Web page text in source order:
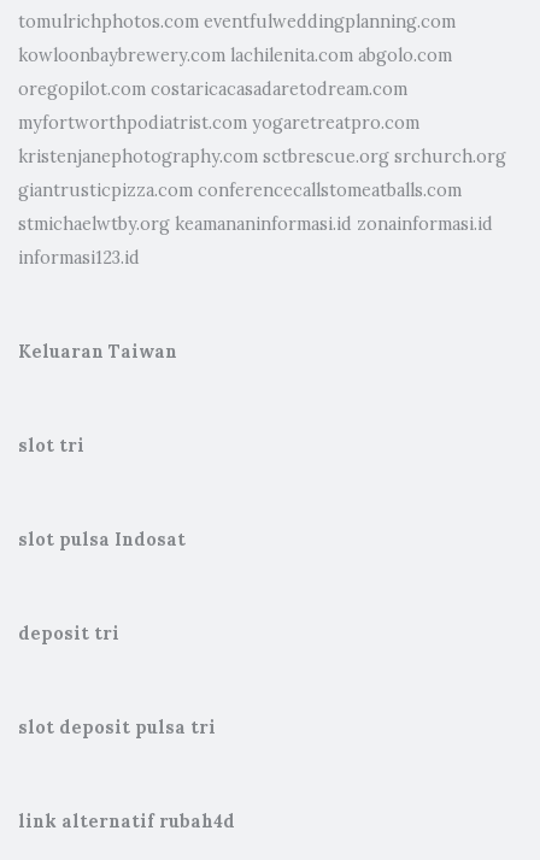
tomulrichphotos.com eventfulweddingplanning.com
kowloonbaybrewery.com lachilenita.com abgolo.com
oregopilot.com costaricacasadaretodream.com
myfortworthpodiatrist.com yogaretreatpro.com
kristenjanephotography.com sctbrescue.org srchurch.org
giantrusticpizza.com conferencecallstomeatballs.com
stmichaelwtby.org keamananinformasi.id zonainformasi.id
informasi123.id
Keluaran Taiwan
slot tri
slot pulsa Indosat
deposit tri
slot deposit pulsa tri
link alternatif rubah4d